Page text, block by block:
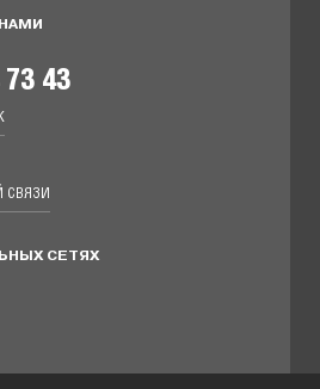
73 43
СВЯЗИ
СЕТЯХ